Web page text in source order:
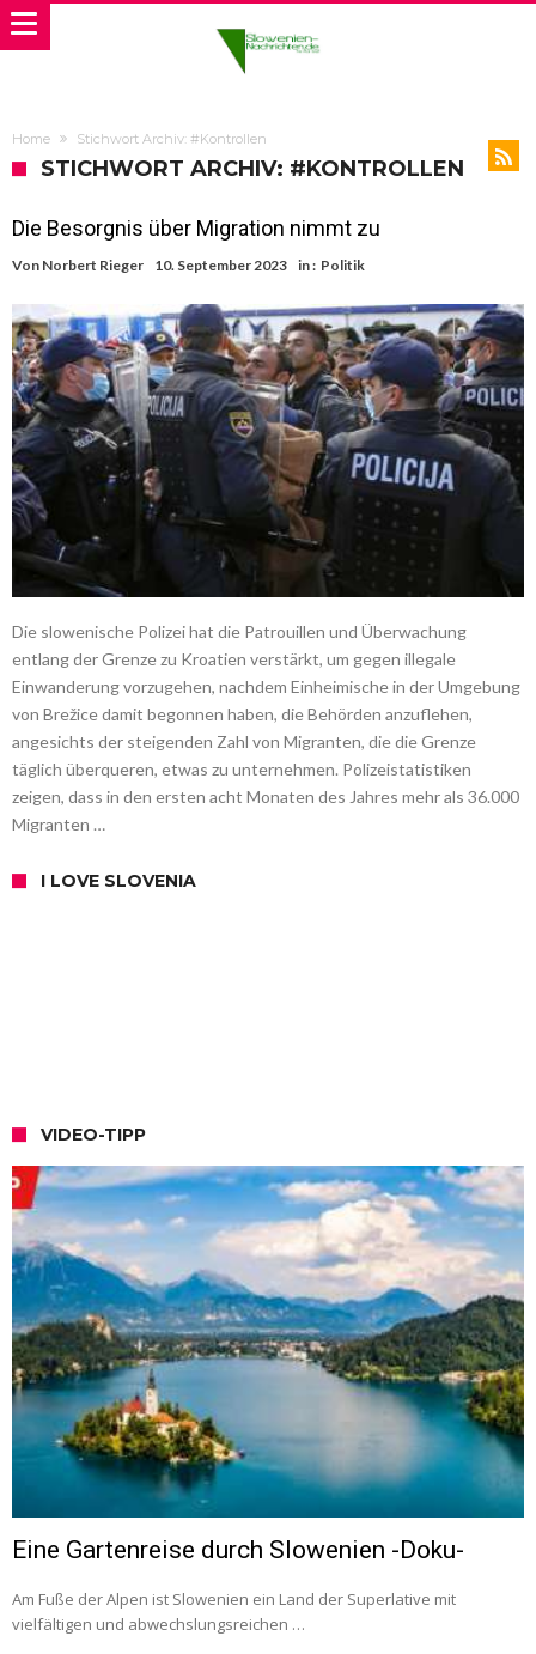
Home Stichwort Archiv: #Kontrollen
STICHWORT ARCHIV: #KONTROLLEN
Die Besorgnis über Migration nimmt zu
Von Norbert Rieger 10. September 2023 in : Politik
Die slowenische Polizei hat die Patrouillen und Überwachung
entlang der Grenze zu Kroatien verstärkt, um gegen illegale
Einwanderung vorzugehen, nachdem Einheimische in der Umgebung
von Brežice damit begonnen haben, die Behörden anzuflehen,
angesichts der steigenden Zahl von Migranten, die die Grenze
täglich überqueren, etwas zu unternehmen. Polizeistatistiken
zeigen, dass in den ersten acht Monaten des Jahres mehr als 36.000
Migranten …
I LOVE SLOVENIA
VIDEO-TIPP
Eine Gartenreise durch Slowenien -Doku-
Am Fuße der Alpen ist Slowenien ein Land der Superlative mit
vielfältigen und abwechslungsreichen …